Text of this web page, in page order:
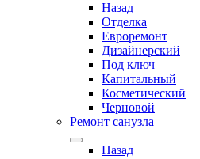
Назад
Отделка
Евроремонт
Дизайнерский
Под ключ
Капитальный
Косметический
Черновой
Ремонт санузла
Назад